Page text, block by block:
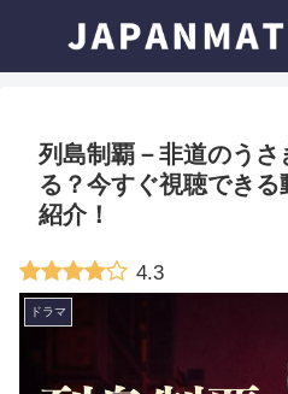
列島制覇－非道のう
る？今すぐ視聴でき
紹介！
4.3
ドラマ